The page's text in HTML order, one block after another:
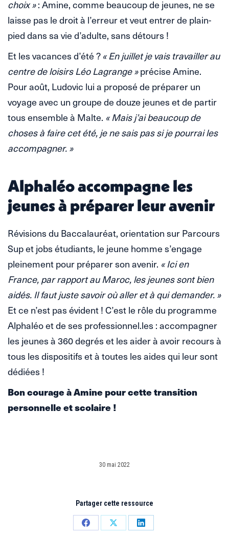
choix »: Amine, comme beaucoup de jeunes, ne se
laisse pas le droit à l’erreur et veut entrer de plain-
pied dans sa vie d’adulte, sans détours !
Et les vacances d’été ?« En juillet je vais travailler au
centre de loisirs Léo Lagrange »précise Amine.
Pour août, Ludovic lui a proposé de préparer un
voyage avec un groupe de douze jeunes et de partir
tous ensemble à Malte. « Mais j’ai beaucoup de
choses à faire cet été, je ne sais pas si je pourrai les
accompagner. »
Alphaléo accompagne les
jeunes à préparer leur avenir
Révisions du Baccalauréat, orientation sur Parcours
Sup et jobs étudiants, le jeune homme s’engage
pleinement pour préparer son avenir. « Ici en
France, par rapport au Maroc, les jeunes sont bien
aidés. Il faut juste savoir où aller et à qui demander. »
Et ce n’est pas évident ! C’est le rôle du programme
Alphaléo et de ses professionnel.les : accompagner
les jeunes à 360 degrés et les aider à avoir recours à
tous les dispositifs et à toutes les aides qui leur sont
dédiées !
Bon courage à Amine pour cette transition
personnelle et scolaire !
30 mai 2022
Partager cette ressource
PartagerPartagerPartager